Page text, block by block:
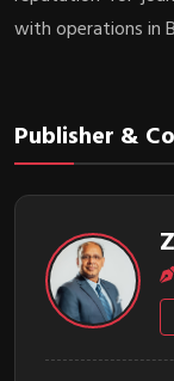
with operations in
Publisher &